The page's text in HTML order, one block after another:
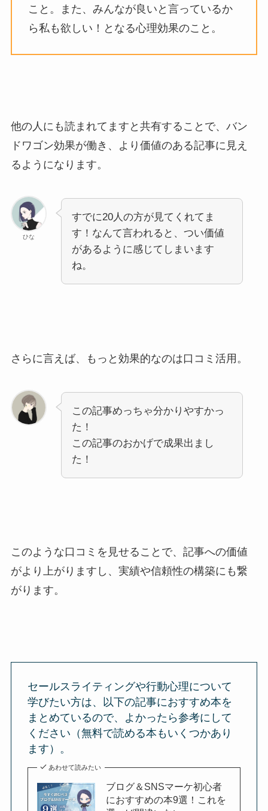
こと。また、みんなが良いと言っているか
ら私も欲しい！となる心理効果のこと。
他の人にも読まれてますと共有することで、バン
ドワゴン効果が働き、より価値のある記事に見え
るようになります。
ひな
すでに20人の方が見てくれてま
す！なんて言われると、つい価値
があるように感じてしまいます
ね。
さらに言えば、もっと効果的なのは口コミ活用。
この記事めっちゃ分かりやすかっ
た！
この記事のおかげで成果出まし
た！
このような口コミを見せることで、記事への価値
がより上がりますし、実績や信頼性の構築にも繋
がります。
セールスライティングや行動心理について
学びたい方は、以下の記事におすすめ本を
まとめているので、よかったら参考にして
ください（無料で読める本もいくつかあり
ます）。
あわせて読みたい
ブログ＆SNSマーケ初心者
におすすめの本9選！これを